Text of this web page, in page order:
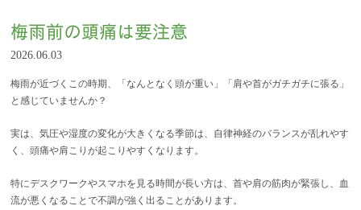
梅雨前の頭痛は要注意
2026.06.03
梅雨が近づくこの時期、「なんとなく頭が重い」「肩や首がガチガチに張る」
と感じていませんか？
実は、気圧や湿度の変化が大きくなる季節は、自律神経のバランスが乱れやす
く、頭痛や肩こりが起こりやすくなります。
特にデスクワークやスマホを見る時間が長い方は、首や肩の筋肉が緊張し、血
流が悪くなることで不調が強く出ることがあります。